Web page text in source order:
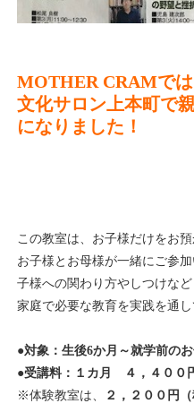
MOTHER CRAMで
文化サロン上本町で
になりました！
この教室は、お子様だけをお
お子様とお母様が一緒にご参
子様への関わり方やしつけなど
家庭で必要な教育を実践を通し
●対象：生後6か月～就学前のお
●受講料：１カ月 ４，４００
※体験教室は、
２，２００円（